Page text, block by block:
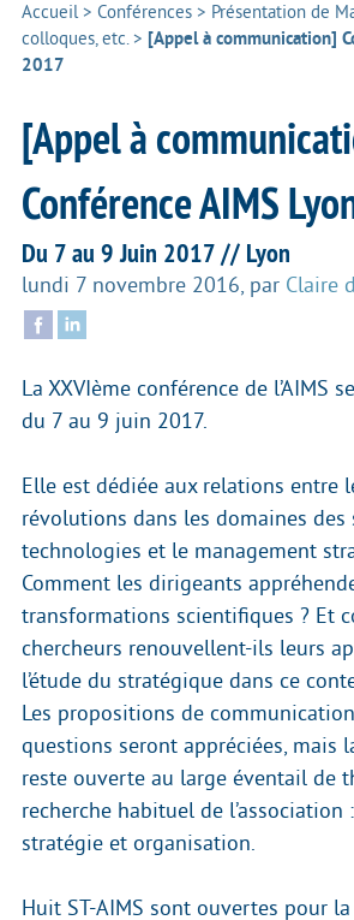
Accueil> Conférences > Présentation de
colloques, etc.> [Appel à communication]
2017
[Appel à
Conférence AIMS
Du 7 au 9 Juin 2017 // Lyon
lundi 7 novembre 2016, par Claire
La XXVIème conférence de l’AIMS
du 7 au 9 juin 2017.
Elle est dédiée aux relations entre
révolutions dans les domaines des
technologies et le management
Comment les dirigeants
transformations scientifiques ? Et
chercheurs renouvellent-ils leurs
l’étude du stratégique dans ce
Les propositions de
questions seront appréciées, mais
reste ouverte au large éventail de
recherche habituel de l’association
stratégie et organisation.
Huit ST-AIMS sont ouvertes pour